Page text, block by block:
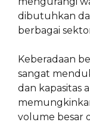
dibutuhkan
berbagai
Keberadaan
sangat
dan kapasitas
volume besar